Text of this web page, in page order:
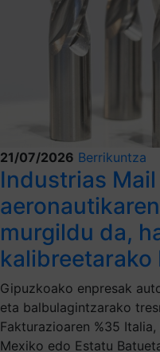
21/07/2026 Berrikuntza
Industrias
murgildu da,
kalibreetarako
Gipuzkoako enpresak
eta balbulagintzarako
Fakturazioaren %35
Mexiko edo Estatu